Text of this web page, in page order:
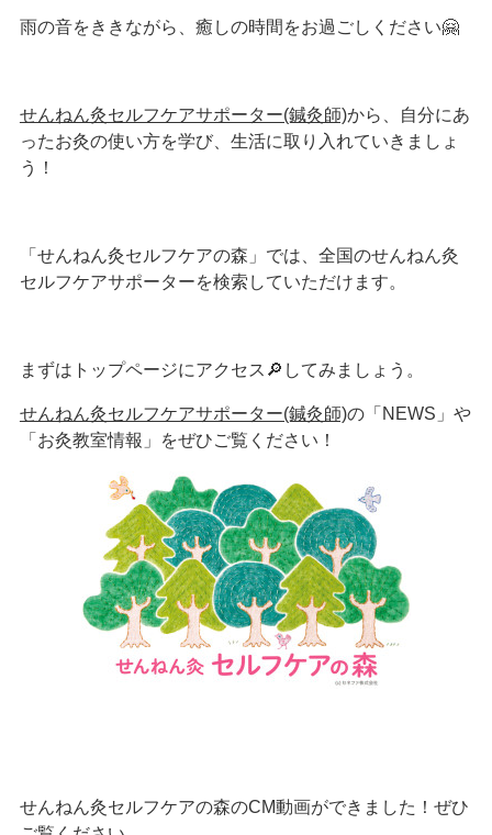
雨の音をききながら、癒しの時間をお過ごしください🤗
せんねん灸セルフケアサポーター(鍼灸師)から、自分にあ
ったお灸の使い方を学び、生活に取り入れていきましょ
う！
「せんねん灸セルフケアの森」では、全国のせんねん灸
セルフケアサポーターを検索していただけます。
まずはトップページにアクセス🔎してみましょう。
せんねん灸セルフケアサポーター(鍼灸師)の「NEWS」や
「お灸教室情報」をぜひご覧ください！
せんねん灸セルフケアの森のCM動画ができました！ぜひ